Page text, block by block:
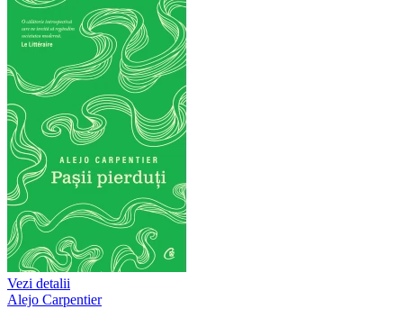
Vezi detalii
Alejo Carpentier